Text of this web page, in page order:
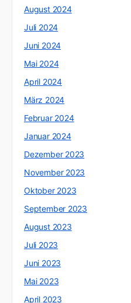
August 2024
Juli 2024
Juni 2024
Mai 2024
April 2024
März 2024
Februar 2024
Januar 2024
Dezember 2023
November 2023
Oktober 2023
September 2023
August 2023
Juli 2023
Juni 2023
Mai 2023
April 2023